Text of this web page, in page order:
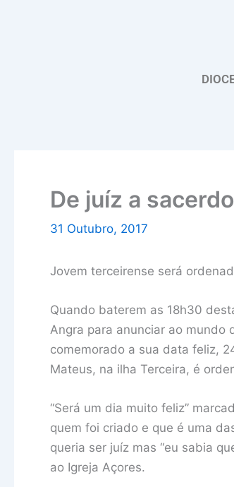
De juíz a
31 Outubro, 2017
Jovem terceirense será
Quando baterem as 18h30
Angra para anunciar ao mundo
comemorado a sua data feliz,
Mateus, na ilha Terceira, é
“Será um dia muito feliz”
quem foi criado e que é uma
queria ser juíz mas “eu sabia
ao Igreja Açores.